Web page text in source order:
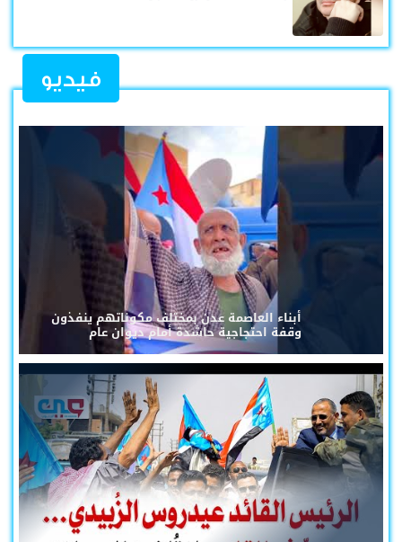
فيديو
أبناء العاصمة عدن بمختلف مكوناتهم ينفذون
وقفة احتجاجية حاشدة أمام ديوان عام